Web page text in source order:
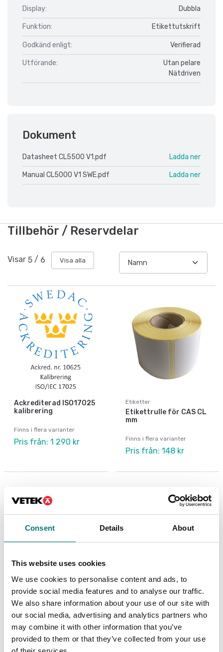
Consent Details About
This website uses cookies
We use cookies to personalise content and ads, to
provide social media features and to analyse our traffic.
We also share information about your use of our site with
our social media, advertising and analytics partners who
may combine it with other information that you’ve
provided to them or that they’ve collected from your use
Display: Dubbla
Funktion: Etikettutskrift
Godkänd enligt: Verifierad
Utförande:
Utan pelare
Nätdriven
Dokument
Datasheet CL5500 V1.pdf Ladda ner
Manual CL5000 V1 SWE.pdf Ladda ner
Tillbehör / Reservdelar
Visar 5 / 6 Visa alla
Ackrediterad ISO17025
kalibrering
Finns i flera varianter
Pris från: 1 290 kr
Etiketter
Etikettrulle för CAS CL
mm
Finns i flera varianter
Pris från: 148 kr
Industri
Grundprogrammering
av etikettvåg CAS CL
Artikelnr: CAS-Prog
900 kr
ISO 17025 kalibrering
av våg inkl certifikat
Finns i flera varianter
Pris från: 1 999 kr